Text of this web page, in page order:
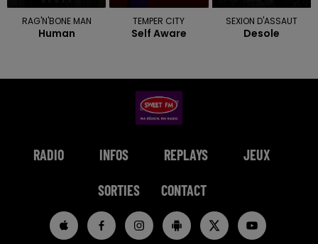
RAG'N'BONE MAN
Human
TEMPER CITY
Self Aware
SEXION D'ASSAUT
Desole
RADIO INFOS REPLAYS JEUX
SORTIES CONTACT